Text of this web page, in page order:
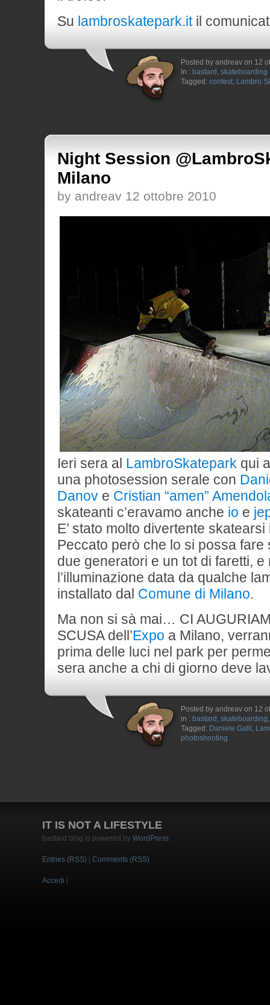
Su lambroskatepark.itil
Posted by andreav on 12
in : bastard , skateboarding
Tagged: contest, Lambro
Night Session
Milano
by andreav 12 ottobre 2010
Ieri sera al LambroSkatepark qui
una photosession serale con
Danov e Cristian “amen”
skateanti c’eravamo anche io e
E’ stato molto divertente
Peccato però che lo si possa fare
due generatori e un tot di faretti, e
l’illuminazione data da qualche
installato dal Comune di Milano.
Ma non si sà mai… CI
SCUSA dell’Expo a Milano,
prima delle luci nel park per
sera anche a chi di giorno deve
Posted by andreav on 12
in : bastard , skateboarding
Tagged: Daniele Galli,
photoshooting
IT IS NOT A LIFESTYLE
bastard blog is powered by WordPress
Entries (RSS) Comments (RSS)
Accedi